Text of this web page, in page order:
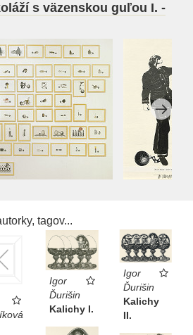
s väzenskou guľou I. -
tagov...
Igor
Ďurišin
Kalichy I.
Igor
Ďurišin
Kalichy
II.